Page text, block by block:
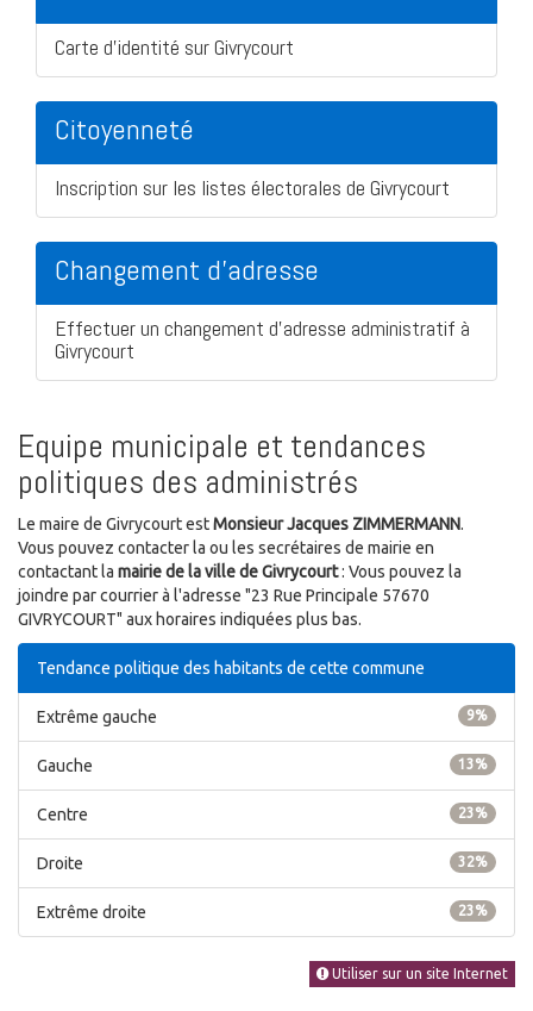
Carte d'identité sur Givrycourt
Citoyenneté
Inscription sur les listes électorales de Givrycourt
Changement d'adresse
Effectuer un changement d'adresse administratif à
Givrycourt
Equipe municipale et tendances
politiques des administrés
Le maire de Givrycourt estMonsieur Jacques ZIMMERMANN.
Vous pouvez contacter la ou les secrétaires de mairie en
contactant la mairie de la ville de Givrycourt: Vous pouvez la
joindre par courrier à l'adresse "23 Rue Principale 57670
GIVRYCOURT" aux horaires indiquées plus bas.
Tendance politique des habitants de cette commune
9%
Extrême gauche
13%
Gauche
23%
Centre
32%
Droite
23%
Extrême droite
Utiliser sur un site Internet